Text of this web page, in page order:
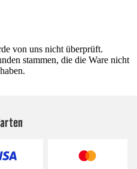
von uns nicht überprüft.
stammen, die die Ware nicht